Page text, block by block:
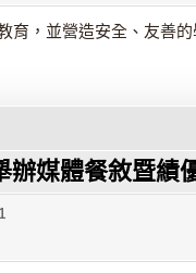
育，並營造安全、友善
媒體餐敘暨績